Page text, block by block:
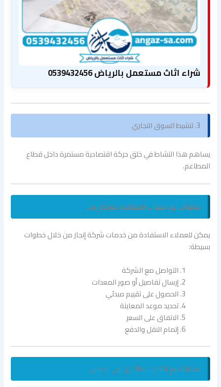
شراء اثاث مستعمل بالرياض 0539432456
3. تنشيط السوق التجاري
يساهم هذا النشاط في خلق حركة اقتصادية مستمرة داخل قطاع
المطاعم.
خطوات بيع معدات المطاعم لشركة إنجاز
يمكن للعملاء الاستفادة من خدمات شركة إنجاز من خلال خطوات
بسيطة:
التواصل مع الشركة
إرسال تفاصيل أو صور المعدات
الحصول على تقييم مبدئي
تحديد موعد المعاينة
الاتفاق على السعر
إتمام النقل والدفع
مقارنة مع الشركات الأخرى في الرياض